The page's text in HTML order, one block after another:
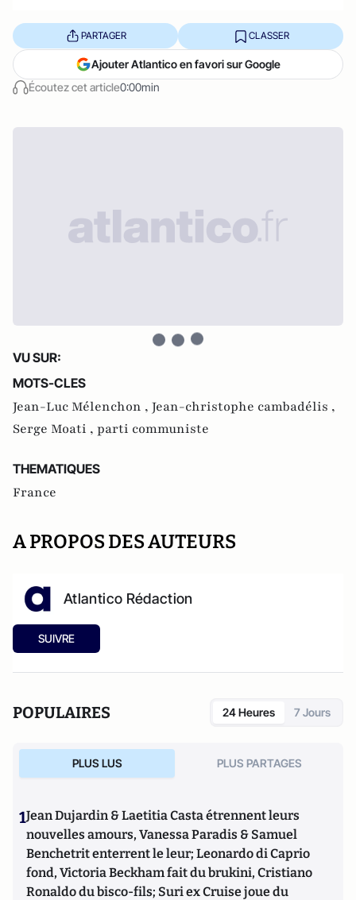
Écoutez cet article0:00min
PARTAGER CLASSER
Ajouter Atlantico en favori sur Google
VU SUR:
MOTS-CLES
Jean-Luc Mélenchon , Jean-christophe cambadélis ,
Serge Moati , parti communiste
THEMATIQUES
France
A PROPOS DES AUTEURS
Atlantico Rédaction
SUIVRE
POPULAIRES 24 Heures 7 Jours
PLUS LUS PLUS PARTAGES
1Jean Dujardin & Laetitia Casta étrennent leurs
nouvelles amours, Vanessa Paradis & Samuel
Benchetrit enterrent le leur; Leonardo di Caprio
fond, Victoria Beckham fait du brukini, Cristiano
Ronaldo du bisco-fils; Suri ex Cruise joue du